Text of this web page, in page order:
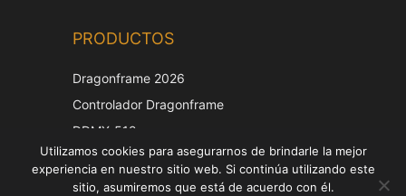
PRODUCTOS
Dragonframe 2026
Controlador Dragonframe
DDMX-512
DMC-32
Tapa de corrección EOS LV
Utilizamos cookies para asegurarnos de brindarle la mejor
experiencia en nuestro sitio web. Si continúa utilizando este
sitio, asumiremos que está de acuerdo con él.
English
German